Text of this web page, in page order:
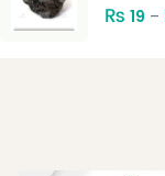
₨ 19 –